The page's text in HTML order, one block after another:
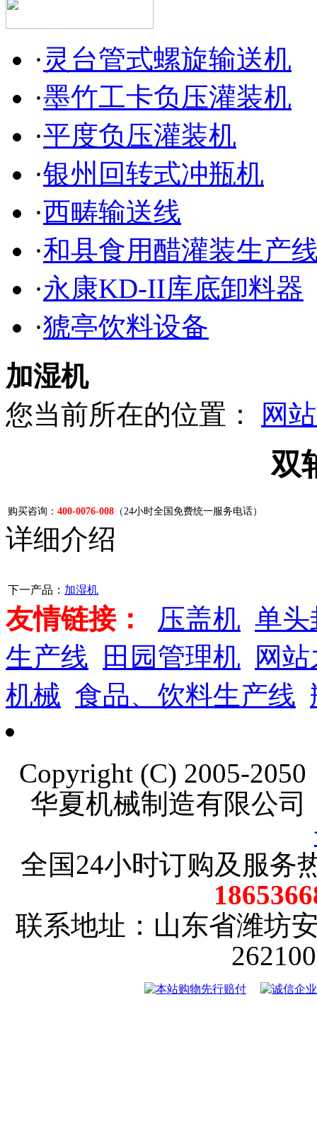
· 灵台管式螺旋输送机
·墨竹工卡负压灌装机
·平度负压灌装机
·银州回转式冲瓶机
·西畴输送线
·和县食用醋灌装生产
·永康KD-II库底卸料器
·猇亭饮料设备
加湿机
您当前所在的位置：
网
双
购买咨询： 400-0076-008 （24小时全国免费统一服务电话）
详细介绍
下一产品： 加湿机
友情链接： 压盖机 单头
生产线
田园管理机
网
机械 食品、饮料生产线
Copyright (C) 2005-
华夏机械制造有限公
全国24小时订购及服务
联系地址：山东省潍坊